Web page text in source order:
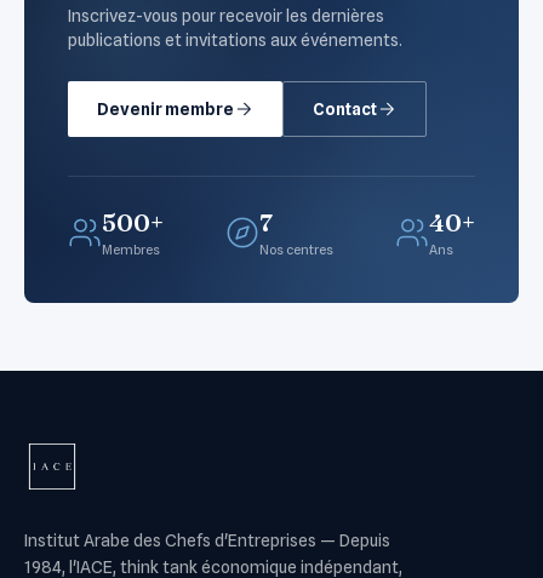
Inscrivez-vous pour recevoir les dernières
publications et invitations aux événements.
Devenir membre Contact
500+
Membres
7
Nos centres
40+
Ans
Institut Arabe des Chefs d'Entreprises — Depuis
1984, l'IACE, think tank économique indépendant,